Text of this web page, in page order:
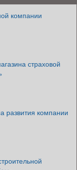
компании
страховой
развития компании